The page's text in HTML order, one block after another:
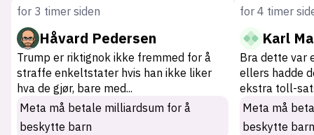
for 3 timer siden
Håvard Pedersen
Trump er riktignok ikke fremmed for å
straffe enkeltstater hvis han ikke liker
hva de gjør, bare med...
Meta må betale milliardsum for å
beskytte barn
for 4 timer
Karl
Bra dette var
ellers hadde
ekstra toll-
Meta må
beskytte barn